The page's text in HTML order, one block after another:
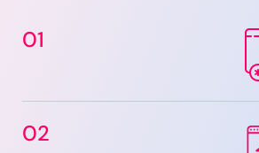
01
02